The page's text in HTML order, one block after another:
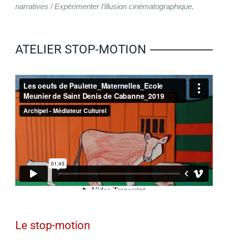
narratives / Expérimenter l’illusion cinématographique.
ATELIER STOP-MOTION
Le stop-motion